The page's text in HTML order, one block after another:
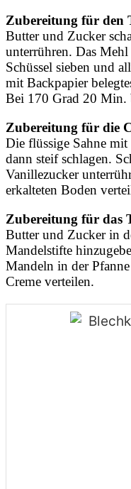
Zubereitung für den
Butter und Zucker
unterrühren. Das
Schüssel sieben und
mit Backpapier
Bei 170 Grad 20 Min.
Zubereitung für die
Die flüssige Sahne
dann steif schlagen.
Vanillezucker
erkalteten Boden
Zubereitung für das
Butter und Zucker in
Mandelstifte
Mandeln in der
Creme verteilen.